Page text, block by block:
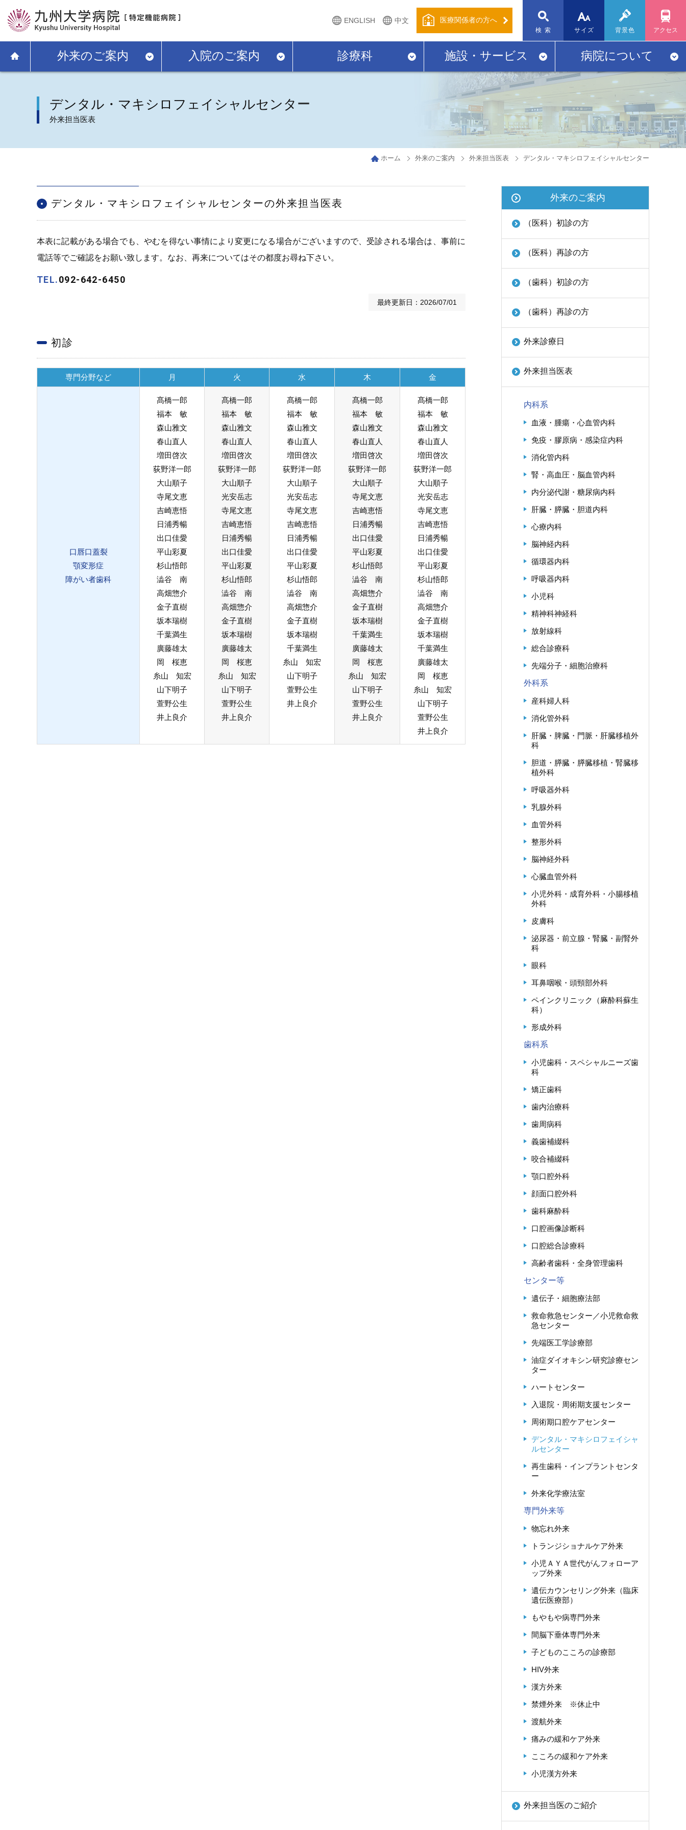
検 索
標準 大
サイズ 背景色 アクセス
ENGLISH 中文 医療関係者の方へ
外来のご案内 入院のご案内 診療科 施設・サービス 病院について
デンタル・マキシロフェイシャルセンター
外来担当医表
ホーム 外来のご案内 外来担当医表 デンタル・マキシロフェイシャルセンター
デンタル・マキシロフェイシャルセンターの外来担当医表
本表に記載がある場合でも、やむを得ない事情により変更になる場合がございますので、受診される場合は、事前に
電話等でご確認をお願い致します。なお、再来についてはその都度お尋ね下さい。
TEL.092-642-6450
最終更新日：2026/07/01
初診
専門分野など 月 火 水 木 金
口唇口蓋裂
顎変形症
障がい者歯科
髙橋一郎
福本 敏
森山雅文
春山直人
増田啓次
荻野洋一郎
大山順子
寺尾文恵
吉崎恵悟
日浦秀暢
出口佳愛
平山彩夏
杉山悟郎
澁谷 南
高畑惣介
金子直樹
坂本瑞樹
千葉満生
廣藤雄太
岡 桜恵
糸山 知宏
山下明子
萱野公生
井上良介
髙橋一郎
福本 敏
森山雅文
春山直人
増田啓次
荻野洋一郎
大山順子
光安岳志
寺尾文恵
吉崎恵悟
日浦秀暢
出口佳愛
平山彩夏
杉山悟郎
澁谷 南
高畑惣介
金子直樹
坂本瑞樹
廣藤雄太
岡 桜恵
糸山 知宏
山下明子
萱野公生
井上良介
髙橋一郎
福本 敏
森山雅文
春山直人
増田啓次
荻野洋一郎
大山順子
光安岳志
寺尾文恵
吉崎恵悟
日浦秀暢
出口佳愛
平山彩夏
杉山悟郎
澁谷 南
高畑惣介
金子直樹
坂本瑞樹
千葉満生
糸山 知宏
山下明子
萱野公生
井上良介
髙橋一郎
福本 敏
森山雅文
春山直人
増田啓次
荻野洋一郎
大山順子
寺尾文恵
吉崎恵悟
日浦秀暢
出口佳愛
平山彩夏
杉山悟郎
澁谷 南
高畑惣介
金子直樹
坂本瑞樹
千葉満生
廣藤雄太
岡 桜恵
糸山 知宏
山下明子
萱野公生
井上良介
髙橋一郎
福本 敏
森山雅文
春山直人
増田啓次
荻野洋一郎
大山順子
光安岳志
寺尾文恵
吉崎恵悟
日浦秀暢
出口佳愛
平山彩夏
杉山悟郎
澁谷 南
高畑惣介
金子直樹
坂本瑞樹
千葉満生
廣藤雄太
岡 桜恵
糸山 知宏
山下明子
萱野公生
井上良介
外来のご案内
（医科）初診の方
（医科）再診の方
（歯科）初診の方
（歯科）再診の方
外来診療日
外来担当医表
内科系
血液・腫瘍・心血管内科
免疫・膠原病・感染症内科
消化管内科
腎・高血圧・脳血管内科
内分泌代謝・糖尿病内科
肝臓・膵臓・胆道内科
心療内科
脳神経内科
循環器内科
呼吸器内科
小児科
精神科神経科
放射線科
総合診療科
先端分子・細胞治療科
外科系
産科婦人科
消化管外科
肝臓・脾臓・門脈・肝臓移植外
科
胆道・膵臓・膵臓移植・腎臓移
植外科
呼吸器外科
乳腺外科
血管外科
整形外科
脳神経外科
心臓血管外科
小児外科・成育外科・小腸移植
外科
皮膚科
泌尿器・前立腺・腎臓・副腎外
科
眼科
耳鼻咽喉・頭頸部外科
ペインクリニック（麻酔科蘇生
科）
形成外科
歯科系
小児歯科・スペシャルニーズ歯
科
矯正歯科
歯内治療科
歯周病科
義歯補綴科
咬合補綴科
顎口腔外科
顔面口腔外科
歯科麻酔科
口腔画像診断科
口腔総合診療科
高齢者歯科・全身管理歯科
センター等
遺伝子・細胞療法部
救命救急センター／小児救命救
急センター
先端医工学診療部
油症ダイオキシン研究診療セン
ター
ハートセンター
入退院・周術期支援センター
周術期口腔ケアセンター
デンタル・マキシロフェイシャ
ルセンター
再生歯科・インプラントセンタ
ー
外来化学療法室
専門外来等
物忘れ外来
トランジショナルケア外来
小児ＡＹＡ世代がんフォローア
ップ外来
遺伝カウンセリング外来（臨床
遺伝医療部）
もやもや病専門外来
間脳下垂体専門外来
子どものこころの診療部
HIV外来
漢方外来
禁煙外来 ※休止中
渡航外来
痛みの緩和ケア外来
こころの緩和ケア外来
小児漢方外来
外来担当医のご紹介